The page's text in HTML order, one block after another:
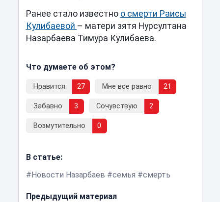
Ранее стало известно о смерти Раисы
Кулибаевой – матери зятя Нурсултана
Назарбаева Тимура Кулибаева.
Что думаете об этом?
Нравится 27 Мне все равно 21
Забавно 3 Сочувствую 2
Возмутительно 0
В статье:
Новости Назарбаев
семья смерть
Предыдущий материал